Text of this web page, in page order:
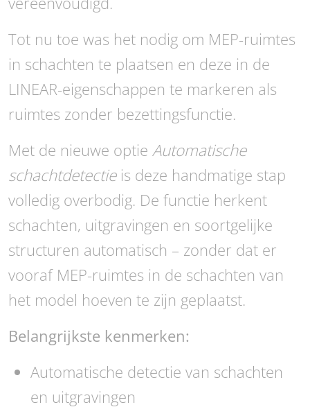
Tot nu toe was het nodig om MEP-ruimtes
in schachten te plaatsen en deze in de
LINEAR-eigenschappen te markeren als
ruimtes zonder bezettingsfunctie.
Met de nieuwe optie Automatische
schachtdetectieis deze handmatige stap
volledig overbodig. De functie herkent
schachten, uitgravingen en soortgelijke
structuren automatisch – zonder dat er
vooraf MEP-ruimtes in de schachten van
het model hoeven te zijn geplaatst.
Belangrijkste kenmerken:
Automatische detectie van schachten
en uitgravingen